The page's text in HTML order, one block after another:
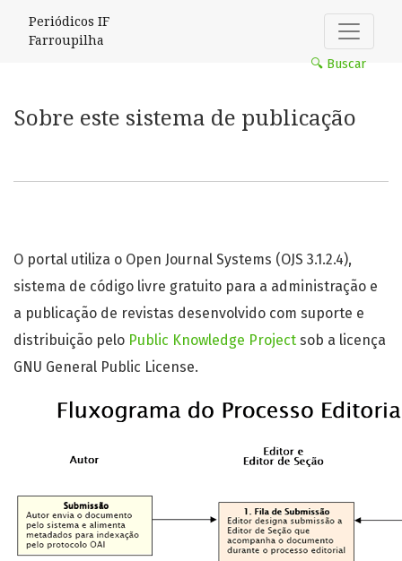
Periódicos IF
Farroupilha
🔍 Buscar
Sobre este sistema de publicação
O portal utiliza o Open Journal Systems (OJS 3.1.2.4),
sistema de código livre gratuito para a administração e
a publicação de revistas desenvolvido com suporte e
distribuição pelo Public Knowledge Project sob a licença
GNU General Public License.